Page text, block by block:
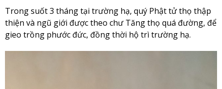
Trong suốt 3 tháng tại trường hạ, quý Phật tử thọ thập
thiện và ngũ giới được theo chư Tăng thọ quá đường, để
gieo trồng phước đức, đồng thời hộ trì trường hạ.